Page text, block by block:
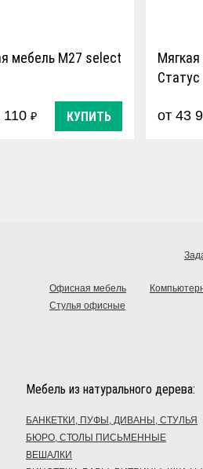
мебель M27 select
110 ₽ КУПИТЬ
Статус
от 43
Офисная мебель
Стулья офисные
Мебель из натурального дерева:
БАНКЕТКИ, ПУФЫ, ДИВАНЫ, СТУЛЬЯ
БЮРО, СТОЛЫ ПИСЬМЕННЫЕ
ВЕШАЛКИ